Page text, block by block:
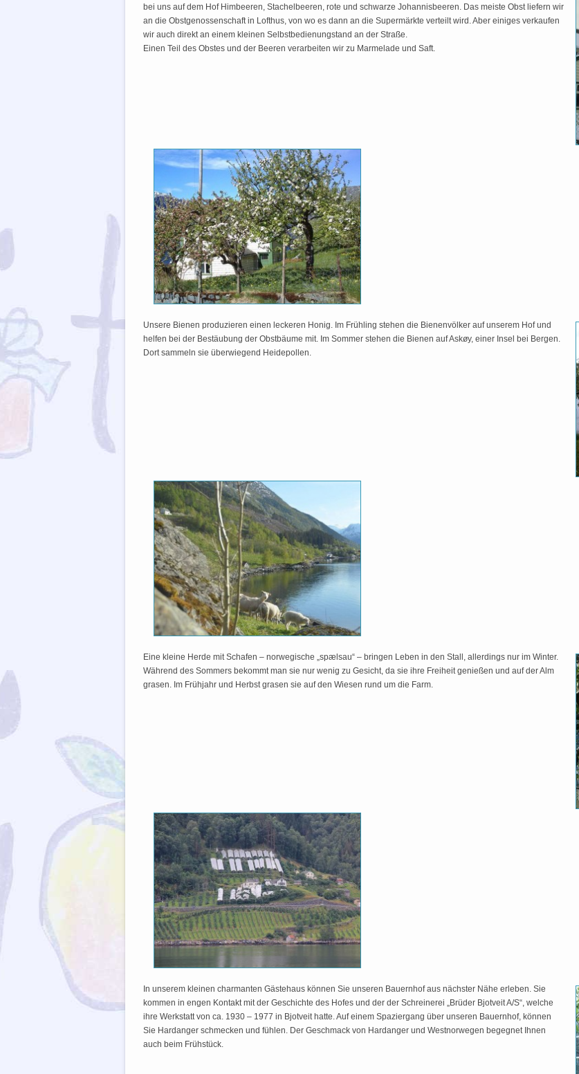
bei uns auf dem Hof Himbeeren, Stachelbeeren, rote und schwarze Johannisbeeren. Das meiste Obst liefern wir
an die Obstgenossenschaft in Lofthus, von wo es dann an die Supermärkte verteilt wird. Aber einiges verkaufen
wir auch direkt an einem kleinen Selbstbedienungstand an der Straße.
Einen Teil des Obstes und der Beeren verarbeiten wir zu Marmelade und Saft.
Unsere Bienen produzieren einen leckeren Honig. Im Frühling stehen die Bienenvölker auf unserem Hof und
helfen bei der Bestäubung der Obstbäume mit. Im Sommer stehen die Bienen auf Askøy, einer Insel bei Bergen.
Dort sammeln sie überwiegend Heidepollen.
Eine kleine Herde mit Schafen – norwegische „spælsau“ – bringen Leben in den Stall, allerdings nur im Winter.
Während des Sommers bekommt man sie nur wenig zu Gesicht, da sie ihre Freiheit genießen und auf der Alm
grasen. Im Frühjahr und Herbst grasen sie auf den Wiesen rund um die Farm.
In unserem kleinen charmanten Gästehaus können Sie unseren Bauernhof aus nächster Nähe erleben. Sie
kommen in engen Kontakt mit der Geschichte des Hofes und der der Schreinerei „Brüder Bjotveit A/S“, welche
ihre Werkstatt von ca. 1930 – 1977 in Bjotveit hatte. Auf einem Spaziergang über unseren Bauernhof, können
Sie Hardanger schmecken und fühlen. Der Geschmack von Hardanger und Westnorwegen begegnet Ihnen
auch beim Frühstück.